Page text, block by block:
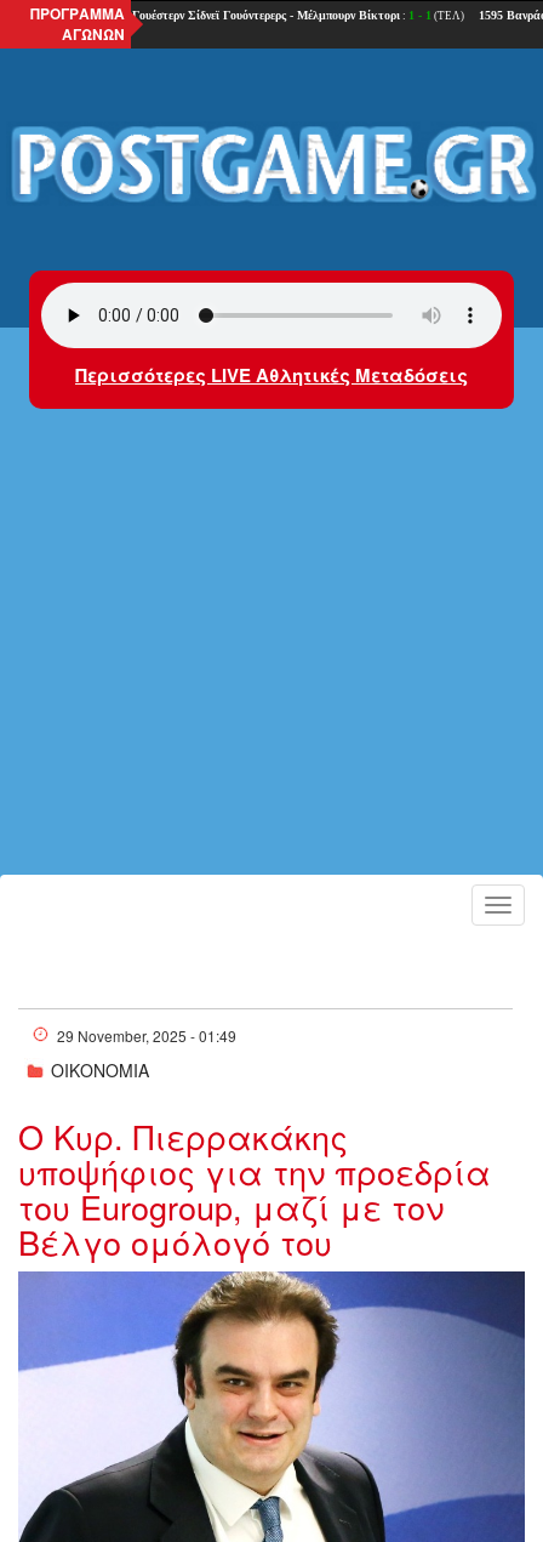
ΠΡΟΓΡΑΜΜΑ
ΑΓΩΝΩΝ
Περισσότερες LIVE Αθλητικές Μεταδόσεις
29 November, 2025 - 01:49
ΟΙΚΟΝΟΜΙΑ
Ο Κυρ. Πιερρακάκης
υποψήφιος για την προεδρία
του Eurogroup, μαζί με τον
Βέλγο ομόλογό του
w28-19172230152040.jpg